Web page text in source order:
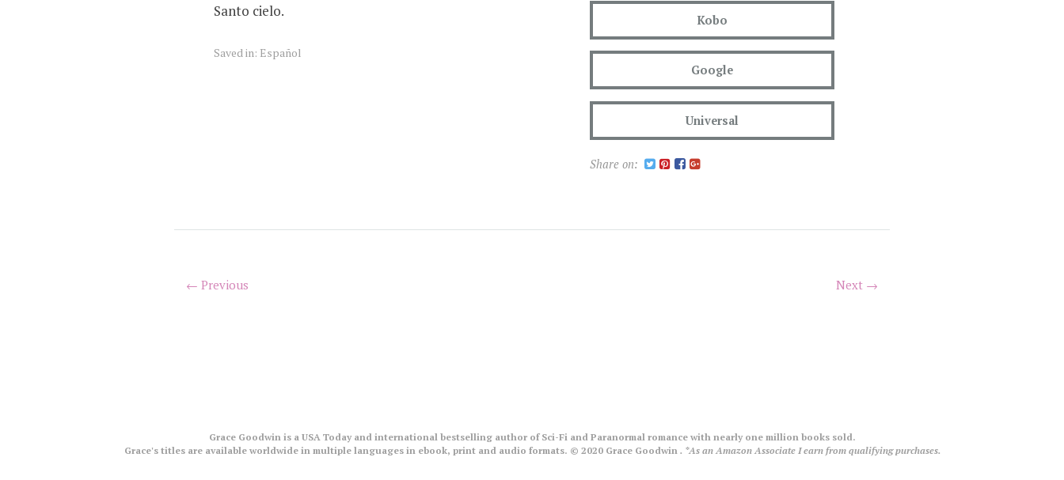
Santo cielo.
Saved in: Español
Kobo
Google
Universal
Share on:
Next →
← Previous
Grace Goodwin is a USA Today and international bestselling author of Sci-Fi and Paranormal romance with nearly one million books sold.
Grace's titles are available worldwide in multiple languages in ebook, print and audio formats. © 2020 Grace Goodwin . *As an Amazon Associate I earn from qualifying purchases.